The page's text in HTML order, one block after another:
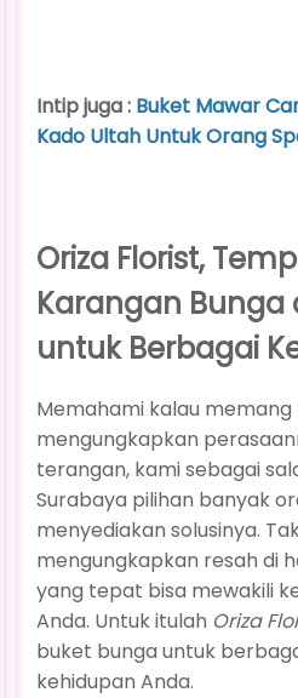
Intip juga : Buket Mawar
Kado Ultah Untuk Orang
Oriza Florist,
Karangan Bunga
untuk Berbagai
Memahami kalau
mengungkapkan
terangan, kami sebagai
Surabaya pilihan banyak
menyediakan solusinya.
mengungkapkan resah di
yang tepat bisa mewakili
Anda. Untuk itulah Oriza
buket bunga untuk
kehidupan Anda.